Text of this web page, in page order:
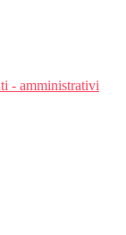
- amministrativi